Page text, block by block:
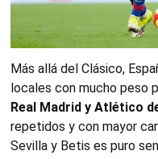
Más allá del Clásico,
locales con mucho peso
Real Madrid y Atlético
repetidos y con mayor
Sevilla y Betis es puro